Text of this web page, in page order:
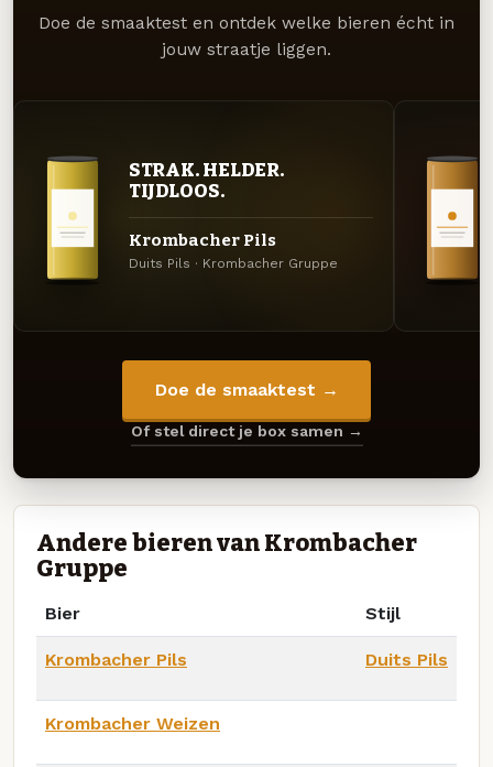
Doe de smaaktest en ontdek welke bieren écht in
jouw straatje liggen.
STRAK. HELDER.
TIJDLOOS.
Krombacher Pils
Duits Pils · Krombacher Gruppe
Doe de smaaktest →
Of stel direct je box samen →
Andere bieren van Krombacher
Gruppe
Bier Stijl
Krombacher Pils Duits Pils
Krombacher Weizen